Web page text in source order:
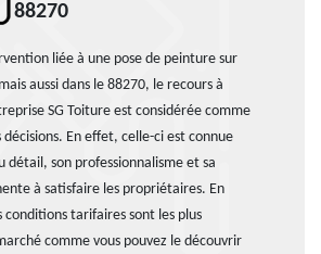
88270
liée à une pose de peinture sur
aussi dans le 88270, le recours à
SG Toiture est considérée comme
En effet, celle-ci est connue
détail, son professionnalisme et sa
à satisfaire les propriétaires. En
conditions tarifaires sont les plus
comme vous pouvez le découvrir